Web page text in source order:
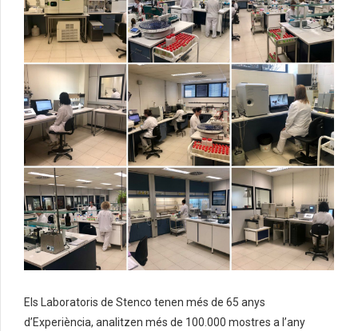
Els Laboratoris de Stenco tenen més de 65 anys
d’Experiència, analitzen més de 100.000 mostres a l’any